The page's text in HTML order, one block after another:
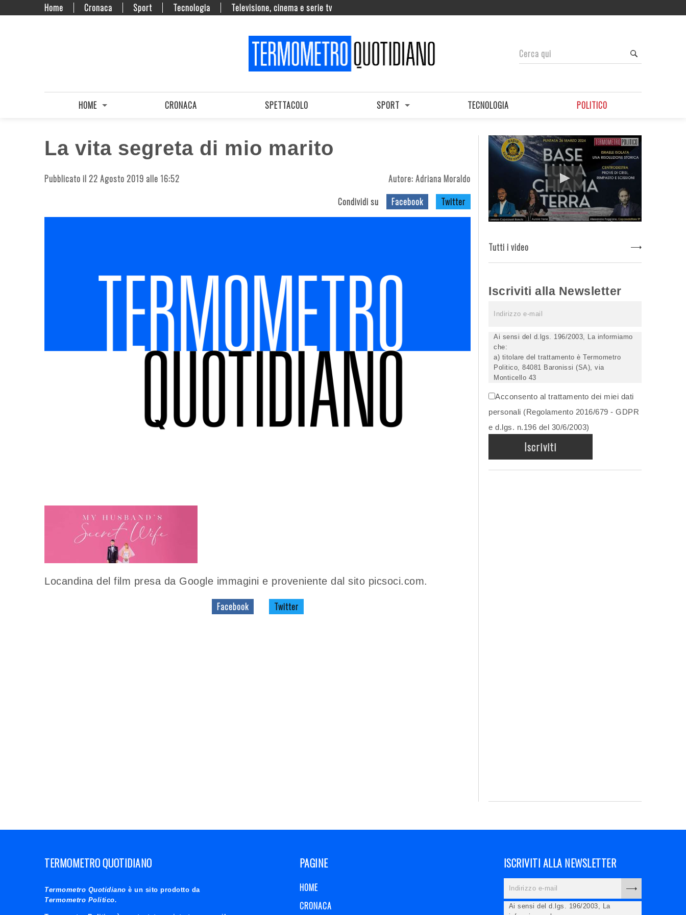
Home Cronaca Sport Tecnologia Televisione, cinema e serie tv
HOME CRONACA SPETTACOLO SPORT TECNOLOGIA POLITICO
La vita segreta di mio marito
Pubblicato il 22 Agosto 2019 alle 16:52 Autore: Adriana Moraldo
Condividi su
Facebook Twitter
Locandina del film presa da Google immagini e proveniente dal sito picsoci.com.
Facebook Twitter
Tutti i video
Iscriviti alla Newsletter
Ai sensi del d.lgs. 196/2003, La informiamo
che:
a) titolare del trattamento è Termometro
Politico, 84081 Baronissi (SA), via
Monticello 43
elettronicamente) soltanto dagli incaricati
autorizzati, esclusivamente per dare corso
all'invio della newsletter e per l'invio (anche
via email) di informazioni relative alle
c) la comunicazione dei dati è facoltativa,
ma in mancanza non potremo evadere la
Sua richiesta;
Acconsento al trattamento dei miei dati
personali (Regolamento 2016/679 - GDPR
e d.lgs. n.196 del 30/6/2003)
TERMOMETRO QUOTIDIANO
Termometro Quotidiano è un sito prodotto da
Termometro Politico.
PAGINE
HOME
CRONACA
ISCRIVITI ALLA NEWSLETTER
Ai sensi del d.lgs. 196/2003, La